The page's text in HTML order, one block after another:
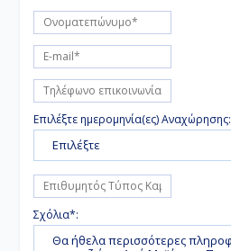
Επιλέξτε ημερομηνία(ες) Αναχώρησης:
Επιλέξτε
Σχόλια*: